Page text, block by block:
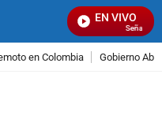
EN VIVO
Señal
en Colombia Gobierno